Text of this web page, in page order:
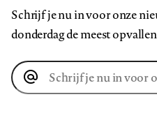
Schrijf je nu in voor onze
donderdag de meest
E-